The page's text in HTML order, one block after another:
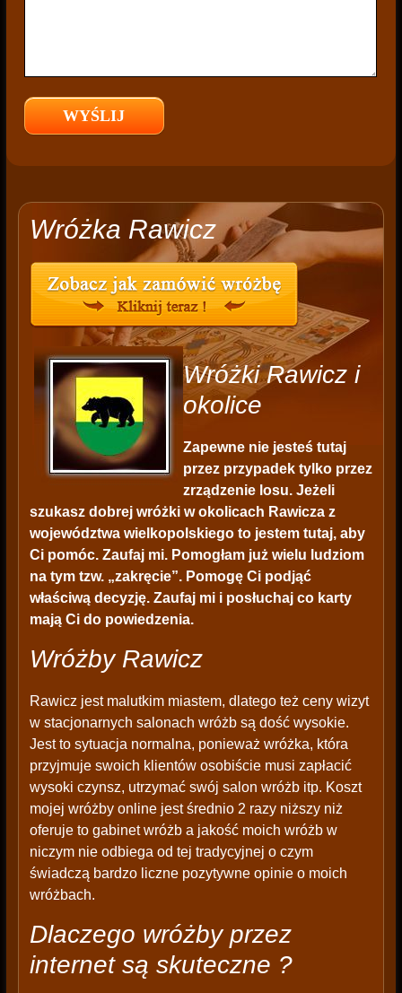
Wróżka Rawicz
Wróżki Rawicz i
okolice
Zapewne nie jesteś tutaj
przez przypadek tylko przez
zrządzenie losu. Jeżeli
szukasz dobrej wróżki w okolicach Rawicza z
województwa wielkopolskiego to jestem tutaj, aby
Ci pomóc. Zaufaj mi. Pomogłam już wielu ludziom
na tym tzw. „zakręcie”. Pomogę Ci podjąć
właściwą decyzję. Zaufaj mi i posłuchaj co karty
mają Ci do powiedzenia.
Wróżby Rawicz
Rawicz jest malutkim miastem, dlatego też ceny wizyt
w stacjonarnych salonach wróżb są dość wysokie.
Jest to sytuacja normalna, ponieważ wróżka, która
przyjmuje swoich klientów osobiście musi zapłacić
wysoki czynsz, utrzymać swój salon wróżb itp. Koszt
mojej wróżby online jest średnio 2 razy niższy niż
oferuje to gabinet wróżb a jakość moich wróżb w
niczym nie odbiega od tej tradycyjnej o czym
świadczą bardzo liczne pozytywne opinie o moich
wróżbach.
Dlaczego wróżby przez
internet są skuteczne ?